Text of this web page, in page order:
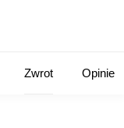
Zwrot Opinie